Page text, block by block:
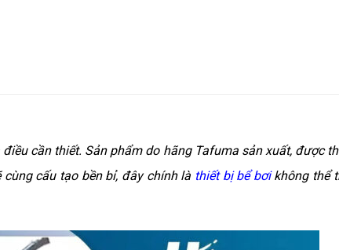
cần thiết. Sản phẩm do hãng Tafuma sản xuất, được
cấu tạo bền bỉ, đây chính là thiết bị bể bơikhông thể